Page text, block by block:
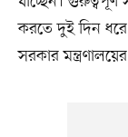
করতে দুই দিন ধরে
সরকার মন্ত্রণালয়ের